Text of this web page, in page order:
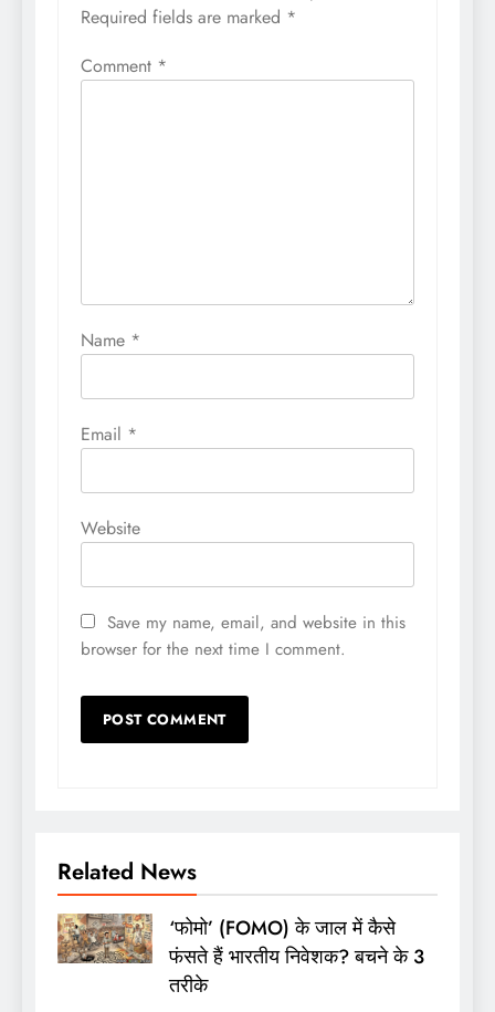
Required fields are marked *
Comment *
Name *
Email *
Website
Save my name, email, and website in this
browser for the next time I comment.
Related News
‘फोमो’ (FOMO) के जाल में कैसे
फंसते हैं भारतीय निवेशक? बचने के 3
तरीके